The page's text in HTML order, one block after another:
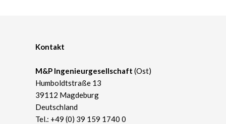
Kontakt
M&P Ingenieurgesellschaft (Ost)
Humboldtstraße 13
39112 Magdeburg
Deutschland
Tel.: +49 (0) 39 159 1740 0